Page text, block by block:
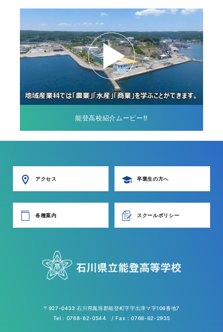
能登高校紹介ムービー!!
アクセス 卒業生の方へ
各種案内 スクールポリシー
〒927-0433 石川県鳳珠郡能登町字宇出津マ字106番地7
Tel : 0768-62-0544 / Fax : 0768-62-2935